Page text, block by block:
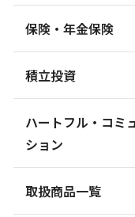
保険・年金保険
積立投資
ハートフル・コミ
ション
取扱商品一覧